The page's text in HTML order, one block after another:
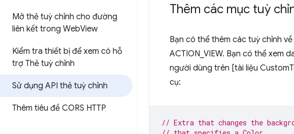
Mở thẻ tuỳ chỉnh cho đường
liên kết trong WebView
Kiểm tra thiết bị để xem có hỗ
trợ Thẻ tuỳ chỉnh
Sử dụng API thẻ tuỳ chỉnh
Thêm tiêu đề CORS HTTP
Thêm các mục tuỳ
Bạn có thể thêm các tuỳ chỉnh
ACTION_VIEW. Bạn có thể xem
người dùng trên [tài liệu
cụ:
// Extra that changes the